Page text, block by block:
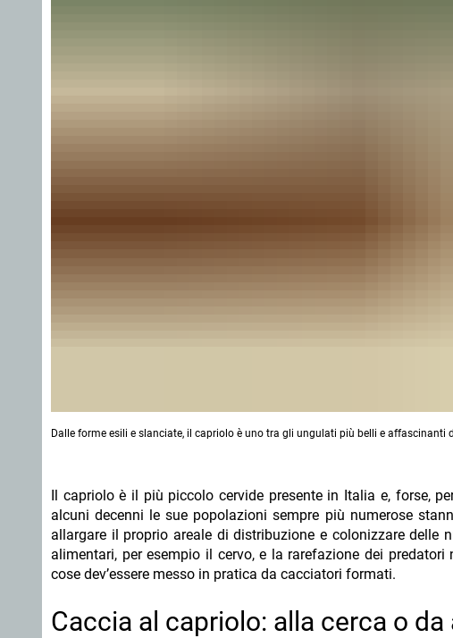
Dalle forme esili e slanciate, il capriolo è uno tra gli ungulati più belli e affascinanti
Il capriolo è il più piccolo cervide presente in Italia e, forse,
alcuni decenni le sue popolazioni sempre più numerose
allargare il proprio areale di distribuzione e colonizzare delle
alimentari, per esempio il cervo, e la rarefazione dei
cose dev’essere messo in pratica da cacciatori formati.
Caccia al capriolo: alla cerca o